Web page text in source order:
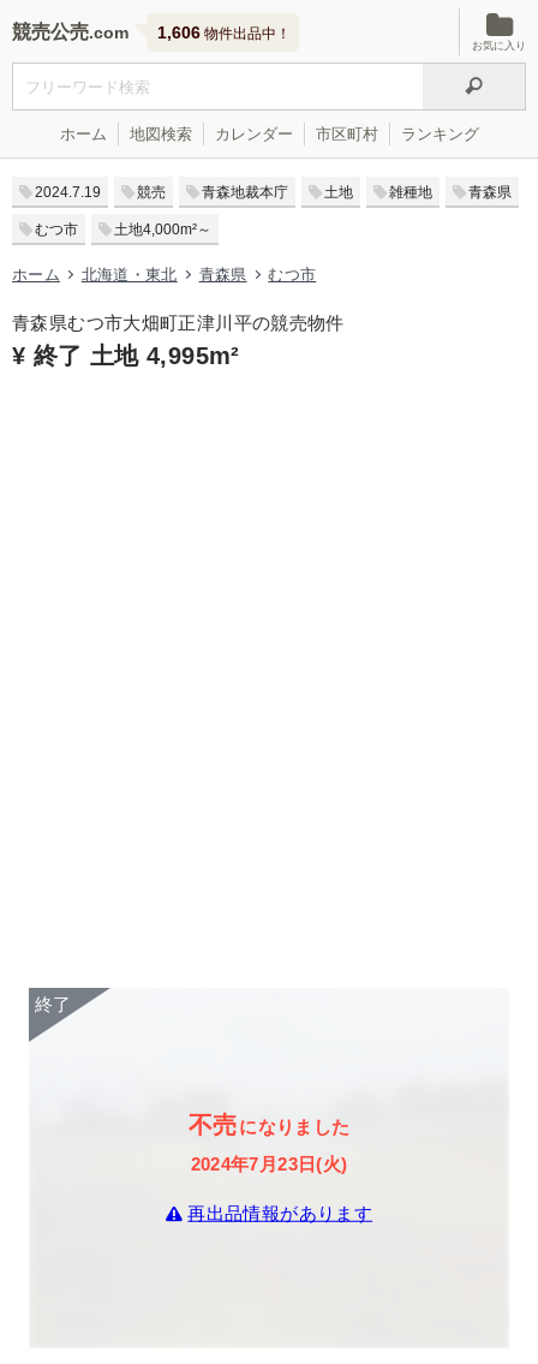
競売公売 1,606 物件出品中！
お気に入り
ホーム 地図検索 カレンダー 市区町村 ランキング
2024.7.19 競売 青森地裁本庁 土地 雑種地 青森県
むつ市 土地4,000m²～
ホーム 北海道・東北 青森県 むつ市
青森県むつ市大畑町正津川平の競売物件
¥ 終了 土地 4,995m²
不売になりました
2024年7月23日(火)
再出品情報があります